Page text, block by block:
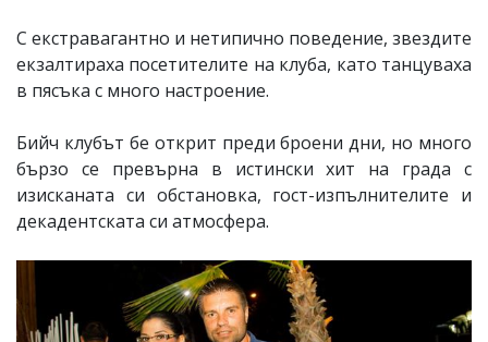
С екстравагантно и нетипично поведение, звездите
екзалтираха посетителите на клуба, като танцуваха
в пясъка с много настроение.
Бийч клубът бе открит преди броени дни, но много
бързо се превърна в истински хит на града с
изисканата си обстановка, гост-изпълнителите и
декадентската си атмосфера.